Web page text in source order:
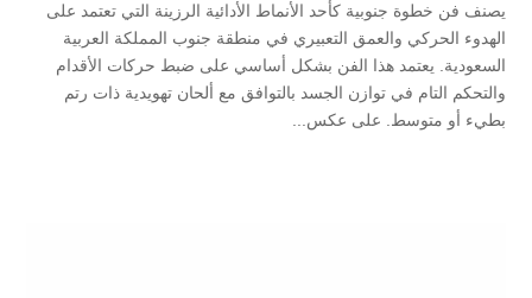
يصنف فن خطوة جنوبية كأحد الأنماط الأدائية الرزينة التي تعتمد على
الهدوء الحركي والعمق التعبيري في منطقة جنوب المملكة العربية
السعودية. يعتمد هذا الفن بشكل أساسي على ضبط حركات الأقدام
والتحكم التام في توازن الجسد بالتوافق مع ألحان تهويدية ذات رتم
بطيء أو متوسط. على عكس...